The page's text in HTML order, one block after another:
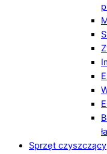
Sprzęt czyszczący